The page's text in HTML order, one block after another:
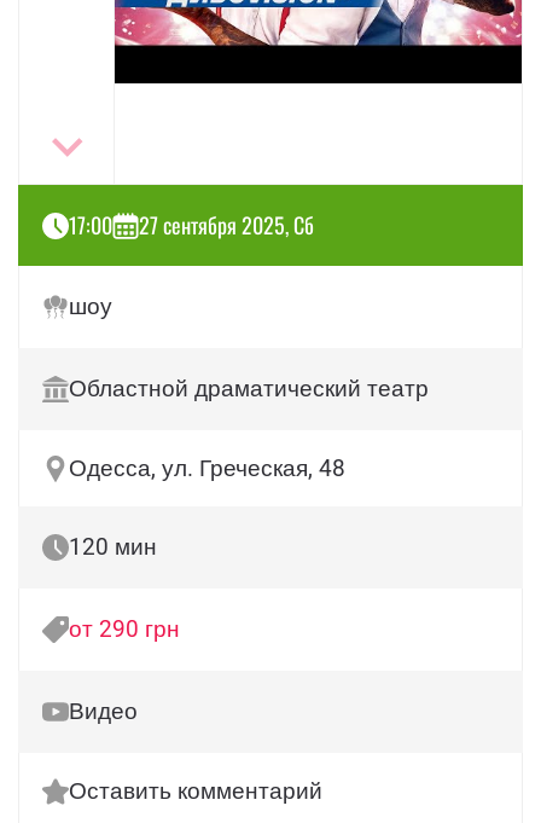
17:00 27 сентября 2025, Сб
шоу
Областной драматический театр
Одесса, ул. Греческая, 48
120 мин
от 290 грн
Видео
Оставить комментарий